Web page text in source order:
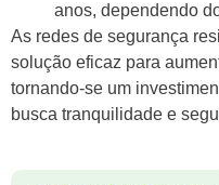
anos, dependendo
As redes de segurança
solução eficaz para
tornando-se um
busca tranquilidade e